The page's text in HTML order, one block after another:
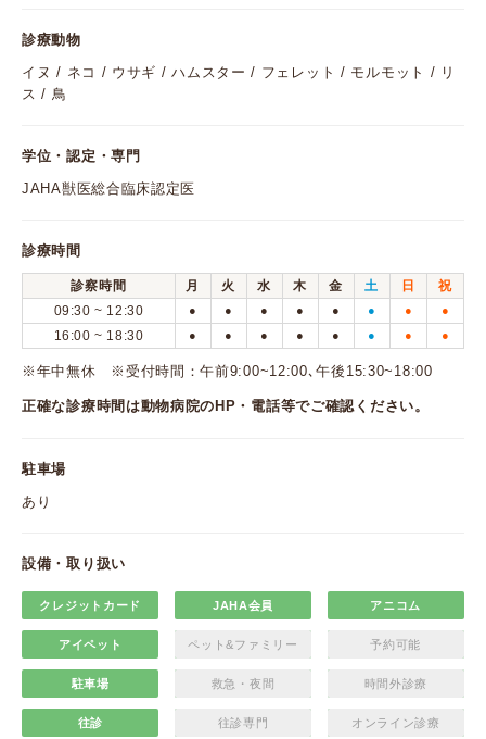
診療動物
イヌ / ネコ / ウサギ / ハムスター / フェレット / モルモット / リ
ス / 鳥
学位・認定・専門
JAHA獣医総合臨床認定医
診療時間
診察時間 月 火 水 木 金 土 日
祝
09:30 ~ 12:30
● ● ● ● ● ● ● ●
16:00 ~ 18:30 ● ● ● ● ● ● ● ●
※年中無休 ※受付時間：午前9:00~12:00､午後15:30~18:00
正確な診療時間は動物病院のHP・電話等でご確認ください。
駐車場
あり
設備・取り扱い
クレジットカード JAHA会員 アニコム
アイペット ペット&ファミリー 予約可能
駐車場 救急・夜間 時間外診療
往診 往診専門 オンライン診療